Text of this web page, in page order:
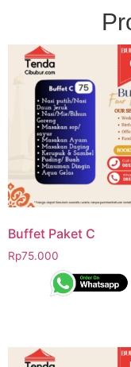
Buffet Paket C
Rp75.000